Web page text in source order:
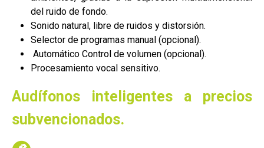
del ruido de fondo.
Sonido natural, libre de ruidos y distorsión.
Selector de programas manual (opcional).
Automático Control de volumen (opcional).
Procesamiento vocal sensitivo.
Audífonos inteligentes a precios
subvencionados.